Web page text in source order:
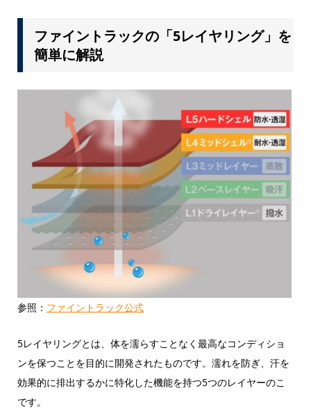
ファイントラックの「5レイヤリング」を
簡単に解説
参照： ファイントラック公式
5レイヤリングとは、体を濡らすことなく最高なコンディショ
ンを保つことを目的に開発されたものです。濡れを防ぎ、汗を
効果的に排出するかに特化した機能を持つ5つのレイヤーのこ
です。